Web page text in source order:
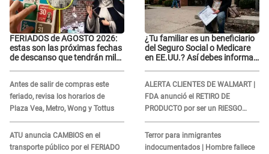
FERIADOS de AGOSTO 2026:
estas son las próximas fechas
de descanso que tendrán miles
Antes de salir de compras este
feriado, revisa los horarios de
Plaza Vea, Metro, Wong y Tottus
ATU anuncia CAMBIOS en el
transporte público por el FERIADO
¿Tu familiar es un beneficiario
del Seguro Social o Medicare
en EE.UU.? Así debes informar
ALERTA CLIENTES DE WALMART |
FDA anunció el RETIRO DE
PRODUCTO por ser un RIESGO
MORTAL para consumidores: ¿Cuál
es?
Terror para inmigrantes
indocumentados | Hombre fallece